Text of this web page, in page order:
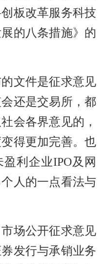
板改革服务科技
的八条措施》的
文件是征求意见
还是交易所，都
会各界意见的，
得更加完善。也
利企业IPO及网
人的一点看法与
场公开征求意见
发行与承销业务